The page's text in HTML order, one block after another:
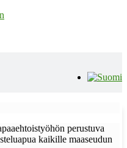
perustuva
kaikille maaseudun